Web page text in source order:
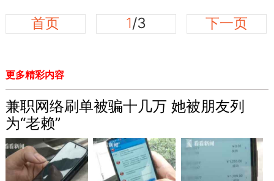
首页
1/3 下一页
更多精彩内容
兼职网络刷单被骗十几万 她被朋友列
为“老赖”